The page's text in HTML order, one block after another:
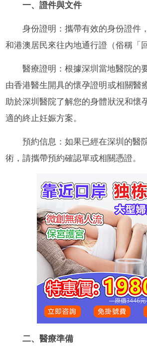
一、證件與文件
身份證明：攜帶有效的身份證件
和港澳居民來往內地通行證（俗稱「
醫療證明：根據深圳當地醫院的
由香港醫生開具的懷孕證明或相關醫
助於深圳醫院了解您的身體狀況和懷
適的終止妊娠方案。
預約信息：如果已經在深圳的醫
術，請攜帶預約確認單或相關憑證。
二、醫療準備